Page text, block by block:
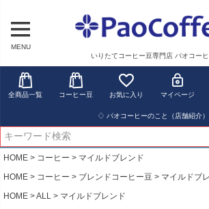
MENU
いりたてコーヒー豆専門店 パオコー
全商品一覧 コーヒー豆 お気に入り マイページ
♢ パオコーヒーのこと（店舗紹介）
HOME コーヒー
マイルドブレンド
HOME
コーヒー ブレンドコーヒー豆
マイルドブ
HOME
ALL マイルドブレンド